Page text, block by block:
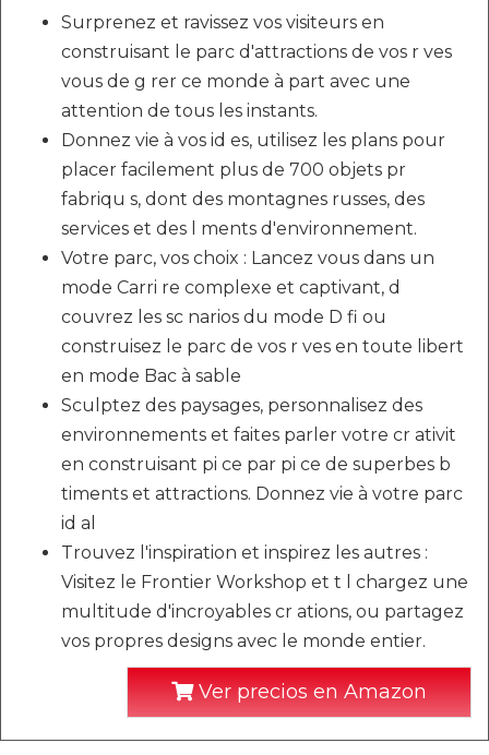
Surprenez et ravissez vos visiteurs en
construisant le parc d'attractions de vos r ves
vous de g rer ce monde à part avec une
attention de tous les instants.
Donnez vie à vos id es, utilisez les plans pour
placer facilement plus de 700 objets pr
fabriqu s, dont des montagnes russes, des
services et des l ments d'environnement.
Votre parc, vos choix : Lancez vous dans un
mode Carri re complexe et captivant, d
couvrez les sc narios du mode D fi ou
construisez le parc de vos r ves en toute libert
en mode Bac à sable
Sculptez des paysages, personnalisez des
environnements et faites parler votre cr ativit
en construisant pi ce par pi ce de superbes b
timents et attractions. Donnez vie à votre parc
id al
Trouvez l'inspiration et inspirez les autres :
Visitez le Frontier Workshop et t l chargez une
multitude d'incroyables cr ations, ou partagez
vos propres designs avec le monde entier.
Ver precios en Amazon